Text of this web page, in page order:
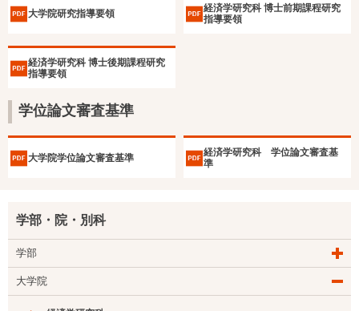
大学院研究指導要領
経済学研究科 博士前期課程研究
指導要領
経済学研究科 博士後期課程研究
指導要領
学位論文審査基準
大学院学位論文審査基準
経済学研究科 学位論文審査基
準
学部・院・別科
学部
大学院